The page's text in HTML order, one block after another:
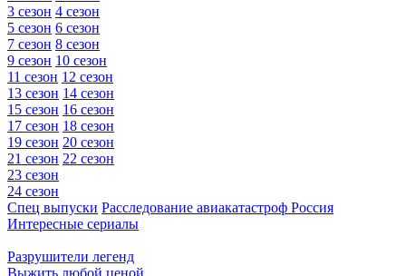
3 сезон 4 сезон
5 сезон 6 сезон
7 сезон 8 сезон
9 сезон 10 сезон
11 сезон 12 сезон
13 сезон 14 сезон
15 сезон 16 сезон
17 сезон 18 сезон
19 сезон 20 сезон
21 сезон 22 сезон
23 сезон
24 сезон
Спец выпуски Расследование авиакатастроф Россия
Интересные сериалы
Разрушители легенд
Выжить любой ценой